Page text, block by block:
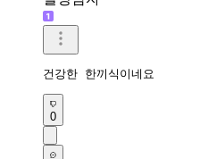
건강한 한끼식이네요
0